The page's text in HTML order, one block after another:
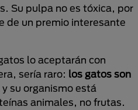
Su pulpa no es tóxica, por
de un premio interesante
lo aceptarán con
sería raro: los gatos son
y su organismo está
animales, no frutas.